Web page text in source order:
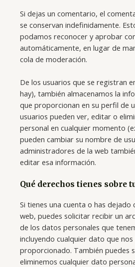
Si dejas un comentario, el
se conservan indefinidamente.
podamos reconocer y aprobar
automáticamente, en lugar de
cola de moderación.
De los usuarios que se registran
hay), también almacenamos la
que proporcionan en su perfil de
usuarios pueden ver, editar o
personal en cualquier momento
pueden cambiar su nombre de
administradores de la web
editar esa información.
Qué derechos tienes sobre
Si tienes una cuenta o has
web, puedes solicitar recibir un
de los datos personales que
incluyendo cualquier dato que nos
proporcionado. También puedes
eliminemos cualquier dato